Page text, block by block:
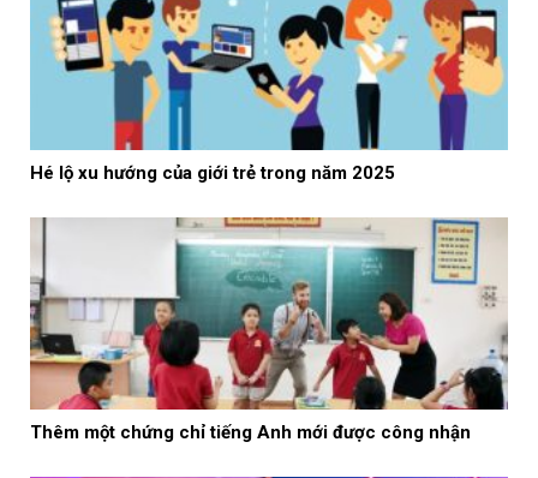
Hé lộ xu hướng của giới trẻ trong năm 2025
Thêm một chứng chỉ tiếng Anh mới được công nhận